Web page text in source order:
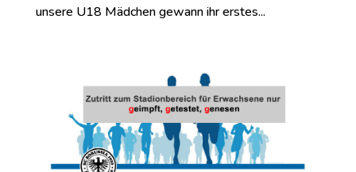
unsere U18 Mädchen gewann ihr erstes...